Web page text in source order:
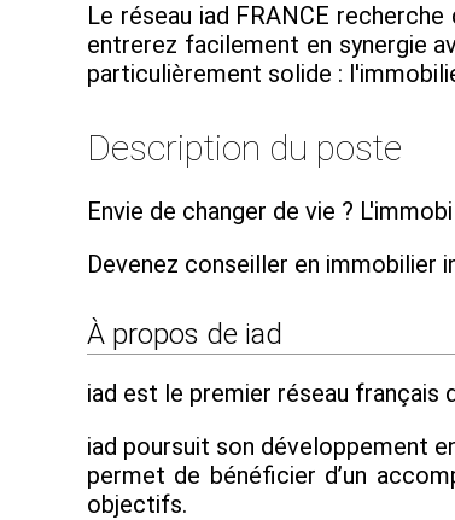
Le réseau iad FRANCE
entrerez facilement en synergie
particulièrement solide :
Description du poste
Envie de changer de vie ?
Devenez conseiller en immobilier
À propos de iad
iad est le premier réseau
iad poursuit son développement
permet de bénéficier d’un
objectifs.